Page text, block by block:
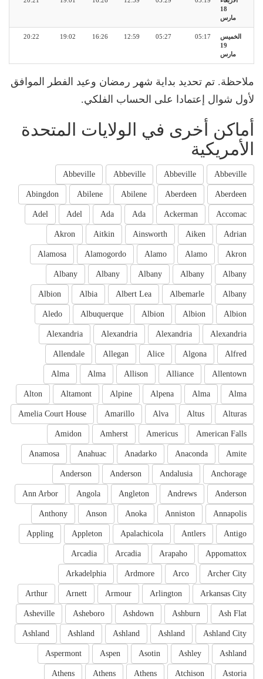
18
مارس
الخميس
19
مارس
05:17
05:27
12:59
16:26
19:02
20:22
ملاحظة. تم تحديد بداية شهر رمضان وعيد الفطر الموافق
لأول شوال إعتمادا على الحساب الفلكي.
أماكن أخرى في الولايات المتحدة
الأمريكية
Abbeville
Abbeville
Abbeville
Abbeville
Aberdeen
Aberdeen
Abilene
Abilene
Abingdon
Accomac
Ackerman
Ada
Ada
Adel
Adel
Adrian
Aiken
Ainsworth
Aitkin
Akron
Akron
Alamo
Alamo
Alamogordo
Alamosa
Albany
Albany
Albany
Albany
Albany
Albany
Albemarle
Albert Lea
Albia
Albion
Albion
Albion
Albion
Albuquerque
Aledo
Alexandria
Alexandria
Alexandria
Alexandria
Alfred
Algona
Alice
Allegan
Allendale
Allentown
Alliance
Allison
Alma
Alma
Alma
Alma
Alpena
Alpine
Altamont
Alton
Alturas
Altus
Alva
Amarillo
Amelia Court House
American Falls
Americus
Amherst
Amidon
Amite
Anaconda
Anadarko
Anahuac
Anamosa
Anchorage
Andalusia
Anderson
Anderson
Anderson
Andrews
Angleton
Angola
Ann Arbor
Annapolis
Anniston
Anoka
Anson
Anthony
Antigo
Antlers
Apalachicola
Appleton
Appling
Appomattox
Arapaho
Arcadia
Arcadia
Archer City
Arco
Ardmore
Arkadelphia
Arkansas City
Arlington
Armour
Arnett
Arthur
Ash Flat
Ashburn
Ashdown
Asheboro
Asheville
Ashland City
Ashland
Ashland
Ashland
Ashland
Ashland
Ashley
Asotin
Aspen
Aspermont
Astoria
Atchison
Athens
Athens
Athens